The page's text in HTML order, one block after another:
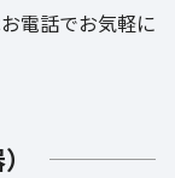
電話でお気軽に